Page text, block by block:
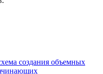
создания объемных